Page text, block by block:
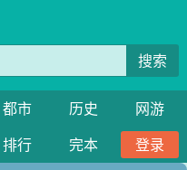
搜索
都市 历史
网游
排行 完本 登录